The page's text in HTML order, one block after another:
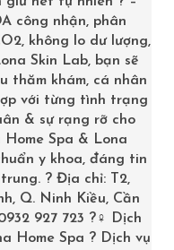
khi tìm kiếm dịch vụ
bao gồm:
của cơ sở thẩm mỹ,
tờ xác nhận quy trình
Y khoa.
các khách hàng đã
như Viện Thẩm Mỹ
Thẩm Mỹ Viện Hồng
công nhận, phân
không lo dư lượng,
Skin Lab, bạn sẽ
thăm khám, cá nhân
với từng tình trạng
& sự rạng rỡ cho
Home Spa & Lona
y khoa, đáng tin
? Địa chỉ: T2,
Q. Ninh Kiều, Cần
927 723 ?‍♀️ Dịch
Home Spa ? Dịch vụ